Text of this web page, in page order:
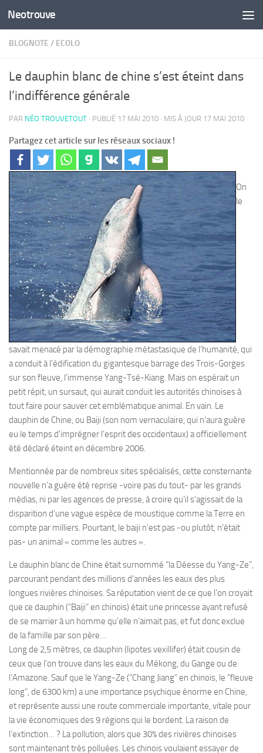
Skip to content
Neotrouve
BLOGNOTE / ECOLO
Le dauphin blanc de chine s’est éteint dans
l’indifférence générale
PAR NÉO TROUVETOUT · PUBLIÉ 17 MAI 2010 · MIS À JOUR 17 MAI 2010
Partagez cet article sur les réseaux sociaux !
On
le
savait menacé par la démographie métastasique de l’humanité, qui
a conduit à l’édification du gigantesque barrage des Trois-Gorges
sur son fleuve, l’immense Yang-Tsé-Kiang. Mais on espérait un
petit répit, un sursaut, qui aurait conduit les autorités chinoises à
tout faire pour sauver cet emblématique animal. En vain. Le
dauphin de Chine, ou Baiji (son nom vernaculaire, qui n’aura guère
eu le temps d’imprégner l’esprit des occidentaux) a officiellement
été déclaré éteint en décembre 2006.
Mentionnée par de nombreux sites spécialisés, cette consternante
nouvelle n’a guère été reprise -voire pas du tout- par les grands
médias, ni par les agences de presse, à croire qu’il s’agissait de la
disparition d’une vague espèce de moustique comme la Terre en
compte par milliers. Pourtant, le baiji n’est pas -ou plutôt, n’était
pas- un animal « comme les autres ».
Le dauphin blanc de Chine était surnommé “la Déesse du Yang-Ze”,
parcourant pendant des millions d’années les eaux des plus
longues rivières chinoises. Sa réputation vient de ce que l’on croyait
que ce dauphin (”Baiji” en chinois) était une princesse ayant refusé
de se marrier à un homme qu’elle n’aimait pas, et fut donc exclue
de la famille par son père…
Long de 2,5 mètres, ce dauphin (lipotes vexillifer) était cousin de
ceux que l’on trouve dans les eaux du Mékong, du Gange ou de
l’Amazone. Sauf que le Yang-Ze (”Chang Jiang” en chinois, le “fleuve
long”, de 6300 km) a une importance psychique énorme en Chine,
et représente aussi une route commerciale importante, vitale pour
la vie économiques des 9 régions qui le bordent. La raison de
l’extinction… ? La pollution, alors que 30% des rivières chinoises
sont maintenant très polluées. Les chinois voulaient essayer de